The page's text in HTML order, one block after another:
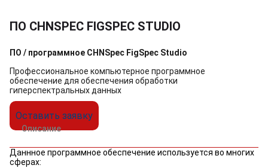
ПО CHNSPEC FIGSPEC STUDIO
ПО / программное CHNSpec FigSpec Studio
Профессиональное компьютерное программное
обеспечение для обеспечения обработки
гиперспектральных данных
Оставить заявку
Описание
Даннное программное обеспечение используется во многих
сферах: